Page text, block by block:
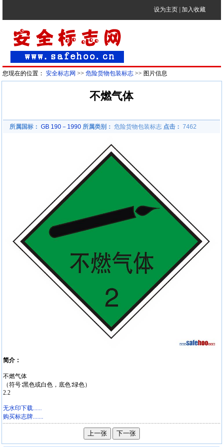
设为主页 加入收藏
您现在的位置： 安全标志网 >> 危险货物包装标志>> 图片信息
不燃气体
所属国标： GB 190－1990 所属类别： 危险货物包装标志 点击： 7462
简介：
不燃气体
（符号∶黑色或白色，底色∶绿色）
2.2
无水印下载......
购买标志牌.......